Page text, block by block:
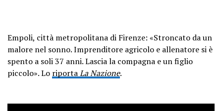
Empoli, città metropolitana di Firenze: «Stroncato da un
malore nel sonno. Imprenditore agricolo e allenatore si è
spento a soli 37 anni. Lascia la compagna e un figlio
piccolo». Lo riportaLa Nazione.